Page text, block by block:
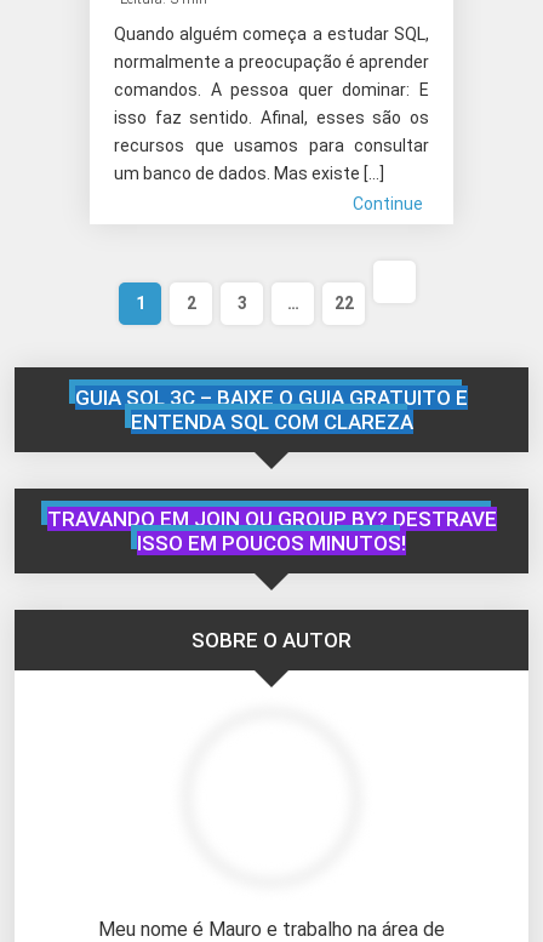
Quando alguém começa a estudar SQL,
normalmente a preocupação é aprender
comandos. A pessoa quer dominar: E
isso faz sentido. Afinal, esses são os
recursos que usamos para consultar
um banco de dados. Mas existe […]
Continue
1 2 3 … 22
GUIA SQL 3C – BAIXE O GUIA GRATUITO E
ENTENDA SQL COM CLAREZA
TRAVANDO EM JOIN OU GROUP BY? DESTRAVE
ISSO EM POUCOS MINUTOS!
SOBRE O AUTOR
Meu nome é Mauro e trabalho na área de